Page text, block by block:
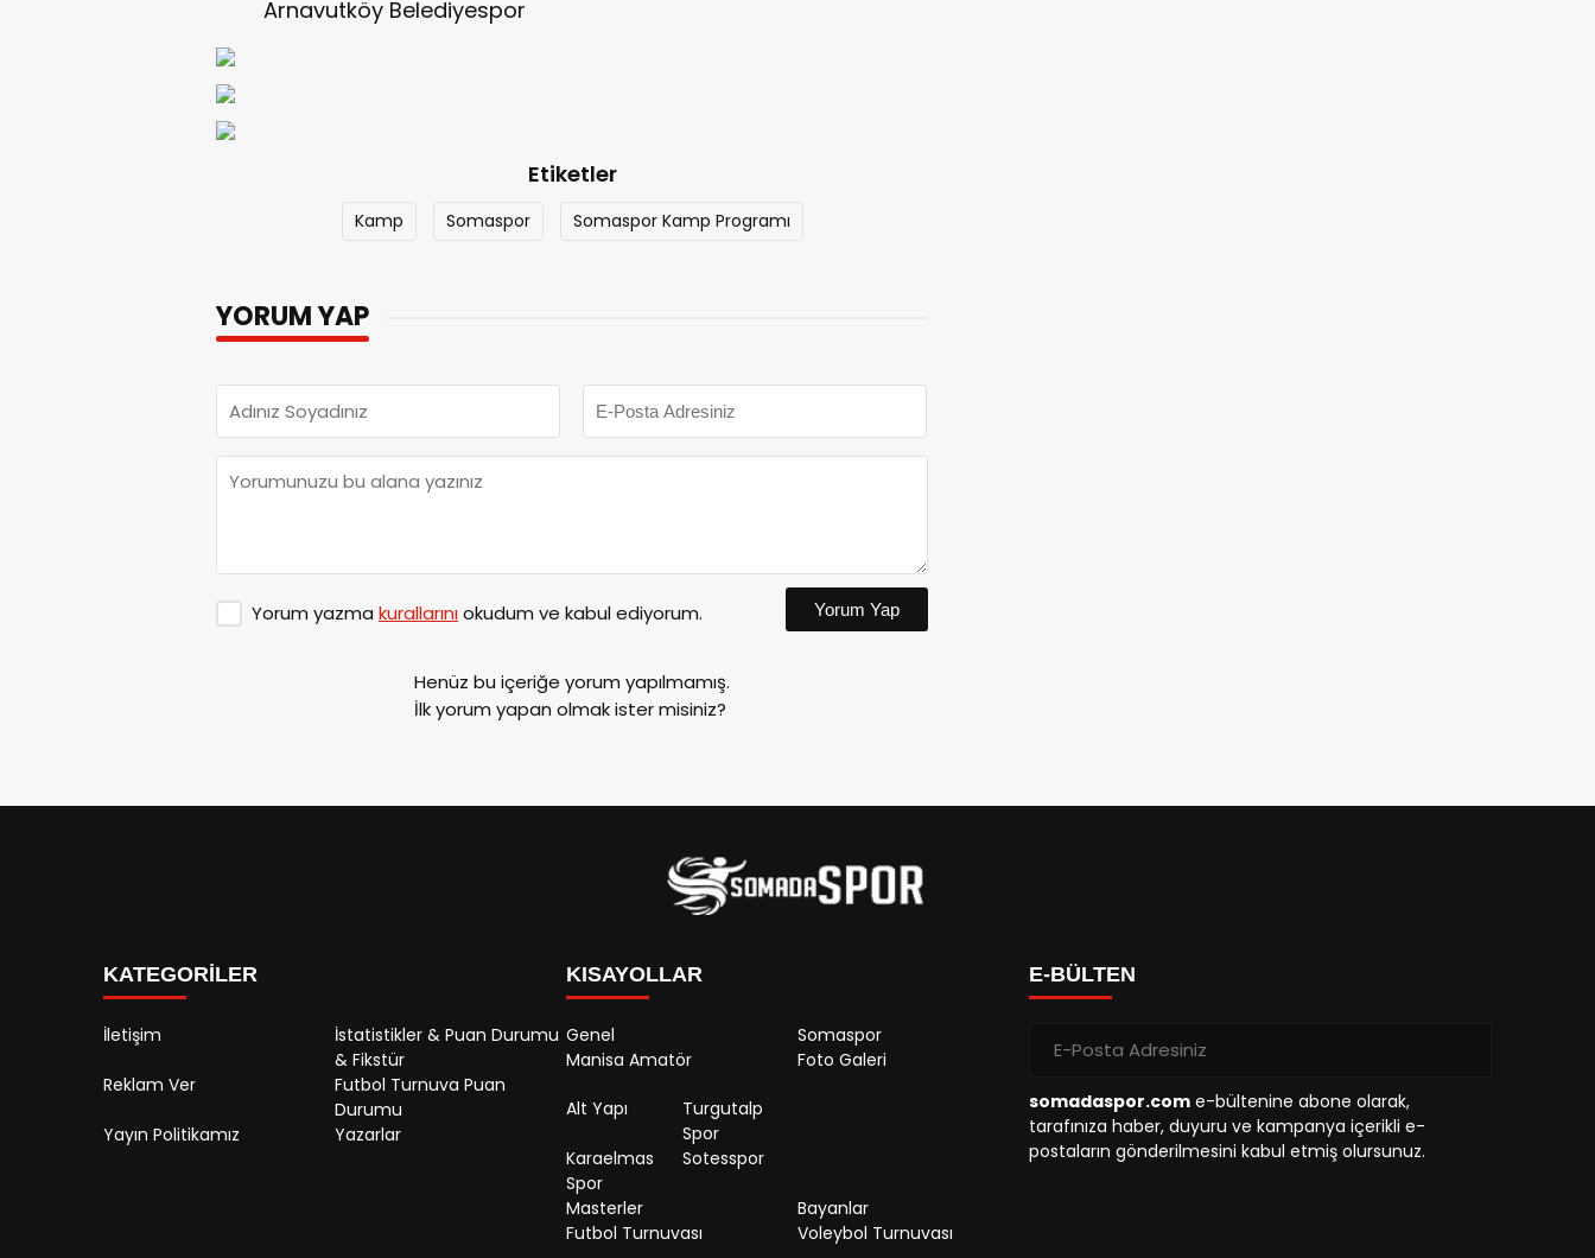
Arnavutköy Belediyespor
Etiketler
Kamp Somaspor Somaspor Kamp Programı
YORUM YAP
Yorum yazma kurallarınıokudum ve kabul ediyorum. Yorum Yap
Henüz bu içeriğe yorum yapılmamış.
İlk yorum yapan olmak ister misiniz?
KATEGORİLER
İletişim
İstatistikler & Puan Durumu
& Fikstür
Reklam Ver
Futbol Turnuva Puan
Durumu
Yayın Politikamız
Yazarlar
KISAYOLLAR
Genel
Somaspor
Manisa Amatör
Alt Yapı
Turgutalp
Spor
Karaelmas
Spor
Sotesspor
Foto Galeri
Masterler
Bayanlar
Futbol Turnuvası
Voleybol Turnuvası
E-BÜLTEN
somadaspor.com e-bültenine abone olarak,
tarafınıza haber, duyuru ve kampanya içerikli e-
postaların gönderilmesini kabul etmiş olursunuz.